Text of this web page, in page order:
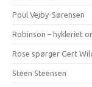
Poul Vejby-Sørensen
Robinson – hykleriet
Rose spørger Gert
Steen Steensen